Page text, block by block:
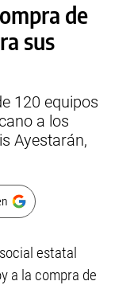
de
sus
120 equipos
a los
Ayestarán,
estatal
a la compra de